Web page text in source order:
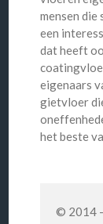
mensen
een
dat heeft
eigenaars
gietvloer
het beste
© 2014